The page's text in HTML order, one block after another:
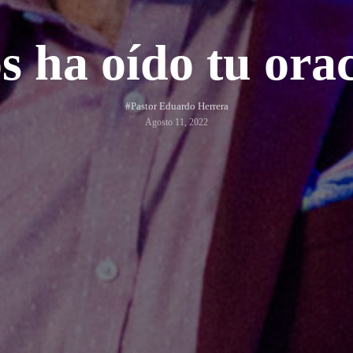
ha oído tu
#Pastor Eduardo Herrera
Agosto 11, 2022